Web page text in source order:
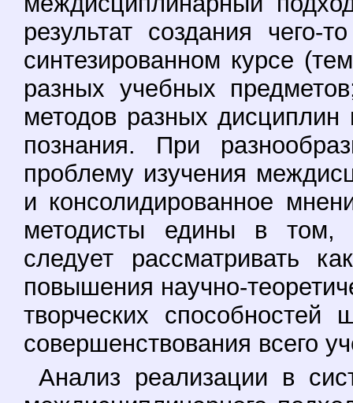
результат создания
синтезированном курсе
разных учебных
методов разных
познания. При
проблему изучения
и консолидированное
методисты едины в том,
следует рассматривать
повышения научно-
творческих способностей
совершенствования всего
Анализ реализации в